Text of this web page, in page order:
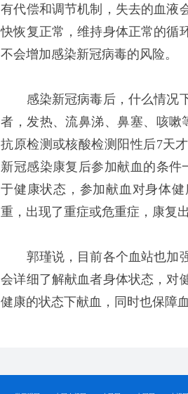
有代偿和调节机制，失去的血液
快恢复正常，维持身体正常的循
不会增加感染新冠病毒的风险。
感染新冠病毒后，什么情况下
者，发热、流鼻涕、鼻塞、咳
抗原检测或核酸检测阳性后7天
新冠感染康复后参加献血的条
于健康状态，参加献血对身体
重，出现了重症或危重症，康复
郭瑾说，目前各个血站也加强
会详细了解献血者身体状态，对
健康的状态下献血，同时也保障